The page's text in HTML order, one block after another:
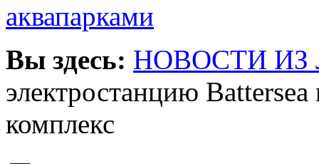
аквапарками
Вы здесь: НОВОСТИ
электростанцию
комплекс